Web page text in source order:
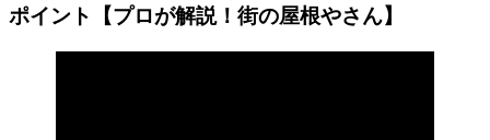
ポイント【プロが解説！街の屋根やさん】